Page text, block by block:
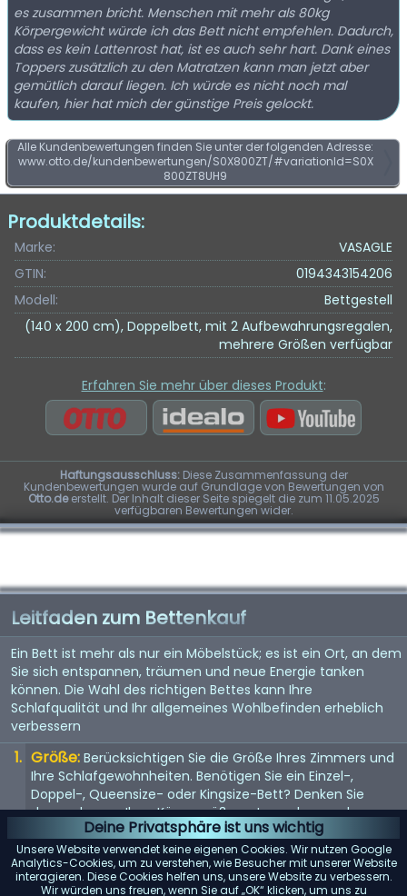
Deine Privatsphäre ist uns wichtig
Unsere Website verwendet keine eigenen Cookies. Wir nutzen Google
Analytics-Cookies, um zu verstehen, wie Besucher mit unserer Website
interagieren. Diese Cookies helfen uns, unsere Website zu verbessern.
Wir würden uns freuen, wenn Sie auf „OK“ klicken, um uns zu
es zusammen bricht. Menschen mit mehr als 80kg
Körpergewicht würde ich das Bett nicht empfehlen. Dadurch,
dass es kein Lattenrost hat, ist es auch sehr hart. Dank eines
Toppers zusätzlich zu den Matratzen kann man jetzt aber
gemütlich darauf liegen. Ich würde es nicht noch mal
kaufen, hier hat mich der günstige Preis gelockt.
Alle Kundenbewertungen finden Sie unter der folgenden Adresse:
www.otto.de/kundenbewertungen/S0X800ZT/#variationId=S0X
800ZT8UH9
Produktdetails:
Marke:
VASAGLE
GTIN:
0194343154206
Modell:
Bettgestell
(140 x 200 cm), Doppelbett, mit 2 Aufbewahrungsregalen,
mehrere Größen verfügbar
Erfahren Sie mehr über dieses Produkt:
Haftungsausschluss:Diese Zusammenfassung der
Kundenbewertungen wurde auf Grundlage von Bewertungen von
Otto.deerstellt. Der Inhalt dieser Seite spiegelt die zum 11.05.2025
verfügbaren Bewertungen wider.
Leitfaden zum Bettenkauf
Ein Bett ist mehr als nur ein Möbelstück; es ist ein Ort, an dem
Sie sich entspannen, träumen und neue Energie tanken
können. Die Wahl des richtigen Bettes kann Ihre
Schlafqualität und Ihr allgemeines Wohlbefinden erheblich
verbessern
Größe: Berücksichtigen Sie die Größe Ihres Zimmers und
Ihre Schlafgewohnheiten. Benötigen Sie ein Einzel-,
Doppel-, Queensize- oder Kingsize-Bett? Denken Sie
daran, dass es Ihrer Körpergröße entsprechen und
genügend Platz bieten sollte, wenn Sie es mit jemandem
teilen.
Matratze: Die Matratze ist entscheidend für einen guten